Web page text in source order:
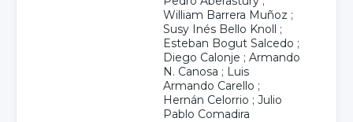
William Barrera Muñoz ;
Susy Inés Bello Knoll ;
Esteban Bogut Salcedo ;
Diego Calonje ; Armando
N. Canosa ; Luis
Armando Carello ;
Hernán Celorrio ; Julio
Pablo Comadira